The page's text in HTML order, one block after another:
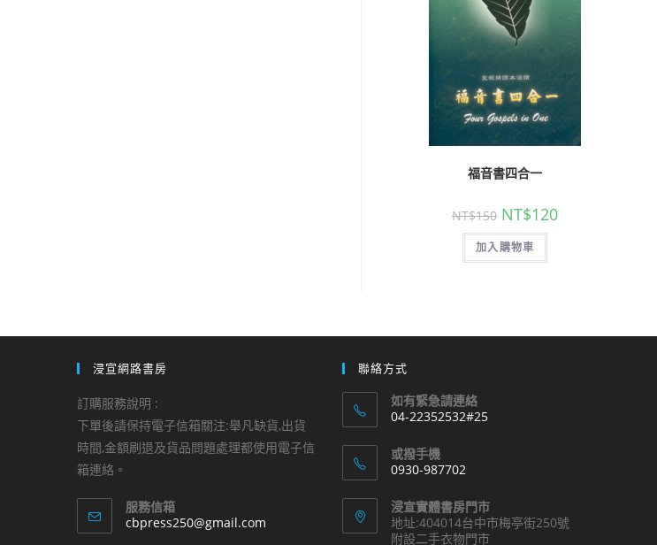
福音書四合一
NT$150 NT$120
加入購物車
浸宣網路書房
訂購服務說明 :
下單後請保持電子信箱關注:舉凡缺貨,出貨
時間,金額刷退及貨品問題處理都使用電子信
箱連絡。
服務信箱
cbpress250@gmail.com
聯絡方式
如有緊急請連絡
04-22352532#25
in
your
application
或撥手機
0930-987702
in
your
浸宣實體書房門市
地址:404014台中市梅亭街250號
附設二手衣物門市